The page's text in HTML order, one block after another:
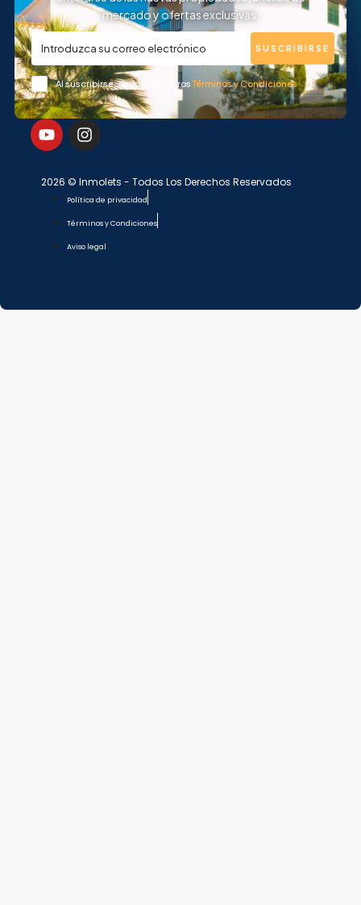
mercado y ofertas exclusivas.
Al suscribirse, acepta nuestrosTérminos y Condiciones
SUSCRIBIRSE
2026 © Inmolets - Todos Los Derechos Reservados
Política de privacidad
Términos y Condiciones
Aviso legal